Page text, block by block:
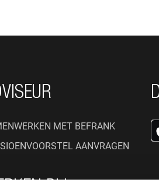
MET BEFRANK
AANVRAGEN